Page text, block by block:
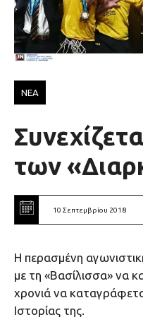
ΝΕΑ
των
10 Σεπτεμβρίου 2018
Η περασμένη
με τη «Βασίλισσα» να
χρονιά να
Ιστορίας της.